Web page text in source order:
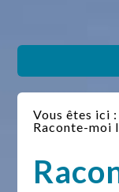
Vous êtes ici :
Raconte-moi